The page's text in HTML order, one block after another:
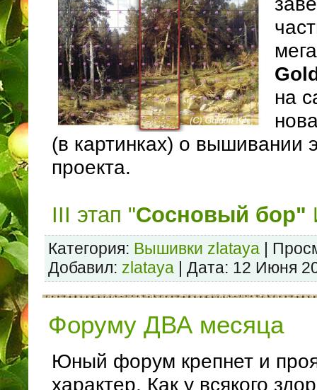
на
(в картинках) о вышивании
проекта.
III этап "Сосновый бор"
Категория: Вышивки zlataya |
Добавил: zlataya | Дата: 12 Июня
Форуму ДВА месяца
Юный форум крепнет и
характер. Как у всякого